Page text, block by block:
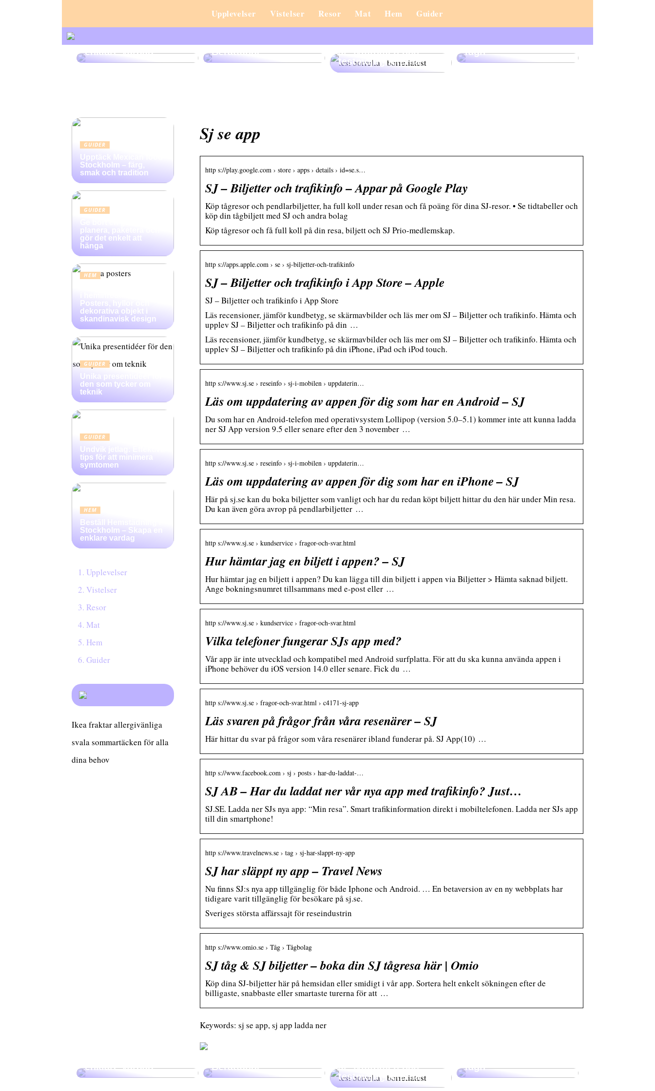
Upplevelser Vistelser Resor Mat Hem Guider
enklare vardag
Berättande
är symtomen och
testmöjligheterna
lugn
Sj se app
http s://play.google.com › store › apps › details › id=se.s…
SJ – Biljetter och trafikinfo – Appar på Google Play
Köp tågresor och pendlarbiljetter, ha full koll under resan och få poäng för dina SJ-resor. • Se tidtabeller och
köp din tågbiljett med SJ och andra bolag
Köp tågresor och få full koll på din resa, biljett och SJ Prio-medlemskap.
http s://apps.apple.com › se › sj-biljetter-och-trafikinfo
SJ – Biljetter och trafikinfo i App Store – Apple
‎SJ – Biljetter och trafikinfo i App Store
Läs recensioner, jämför kundbetyg, se skärmavbilder och läs mer om SJ – Biljetter och trafikinfo. Hämta och
upplev SJ – Biljetter och trafikinfo på din …
Läs recensioner, jämför kundbetyg, se skärmavbilder och läs mer om SJ – Biljetter och trafikinfo. Hämta och
upplev SJ – Biljetter och trafikinfo på din iPhone, iPad och iPod touch.
http s://www.sj.se › reseinfo › sj-i-mobilen › uppdaterin…
Läs om uppdatering av appen för dig som har en Android – SJ
Du som har en Android-telefon med operativsystem Lollipop (version 5.0–5.1) kommer inte att kunna ladda
ner SJ App version 9.5 eller senare efter den 3 november …
http s://www.sj.se › reseinfo › sj-i-mobilen › uppdaterin…
Läs om uppdatering av appen för dig som har en iPhone – SJ
Här på sj.se kan du boka biljetter som vanligt och har du redan köpt biljett hittar du den här under Min resa.
Du kan även göra avrop på pendlarbiljetter …
http s://www.sj.se › kundservice › fragor-och-svar.html
Hur hämtar jag en biljett i appen? – SJ
Hur hämtar jag en biljett i appen? Du kan lägga till din biljett i appen via Biljetter > Hämta saknad biljett.
Ange bokningsnumret tillsammans med e-post eller …
http s://www.sj.se › kundservice › fragor-och-svar.html
Vilka telefoner fungerar SJs app med?
Vår app är inte utvecklad och kompatibel med Android surfplatta. För att du ska kunna använda appen i
iPhone behöver du iOS version 14.0 eller senare. Fick du …
http s://www.sj.se › fragor-och-svar.html › c4171-sj-app
Läs svaren på frågor från våra resenärer – SJ
Här hittar du svar på frågor som våra resenärer ibland funderar på. SJ App(10) …
http s://www.facebook.com › sj › posts › har-du-laddat-…
SJ AB – Har du laddat ner vår nya app med trafikinfo? Just…
SJ.SE. Ladda ner SJs nya app: “Min resa”. Smart trafikinformation direkt i mobiltelefonen. Ladda ner SJs app
till din smartphone!
http s://www.travelnews.se › tag › sj-har-slappt-ny-app
SJ har släppt ny app – Travel News
Nu finns SJ:s nya app tillgänglig för både Iphone och Android. … En betaversion av en ny webbplats har
tidigare varit tillgänglig för besökare på sj.se.
Sveriges största affärssajt för reseindustrin
http s://www.omio.se › Tåg › Tågbolag
SJ tåg & SJ biljetter – boka din SJ tågresa här | Omio
Köp dina SJ-biljetter här på hemsidan eller smidigt i vår app. Sortera helt enkelt sökningen efter de
billigaste, snabbaste eller smartaste turerna för att …
Keywords: sj se app, sj app ladda ner
GUIDER
Upptäck Mexican food
Stockholm – färg,
smak och tradition
GUIDER
planera, paketera och
gör det enkelt att
hänga
HEM
Posters, hyllor och
dekorativa objekt i
skandinavisk design
GUIDER
Unika presentidéer för
den som tycker om
teknik
GUIDER
Undvik jetlag: Effektiva
tips för att minimera
symtomen
HEM
Beställ Hemstädning i
Stockholm – Skapa en
enklare vardag
Upplevelser
Vistelser
Resor
Mat
Hem
Guider
Ikea fraktar allergivänliga
svala sommartäcken för alla
dina behov
enklare vardag
Berättande
är symtomen och
testmöjligheterna
lugn